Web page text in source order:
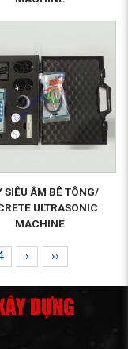
SIÊU ÂM BÊ TÔNG/
ULTRASONIC
MACHINE
› ››
DỰNG